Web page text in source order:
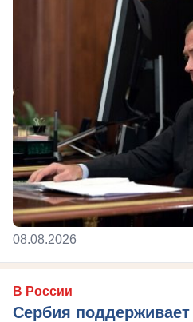
08.08.2026
В России
Сербия